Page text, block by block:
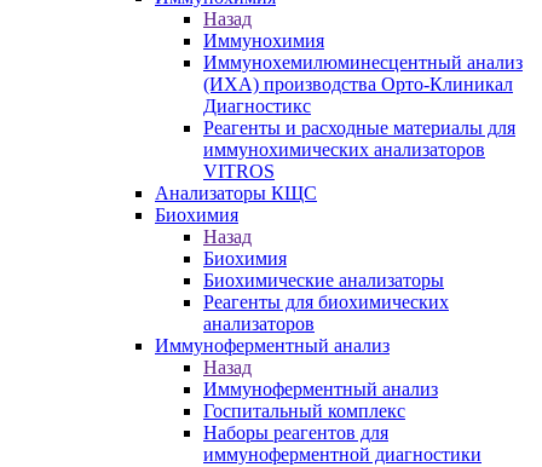
Назад
Иммунохимия
Иммунохемилюминесцентный анализ
(ИХА) производства Орто-Клиникал
Диагностикс
Реагенты и расходные материалы для
иммунохимических анализаторов
VITROS
Анализаторы КЩС
Биохимия
Назад
Биохимия
Биохимические анализаторы
Реагенты для биохимических
анализаторов
Иммуноферментный анализ
Назад
Иммуноферментный анализ
Госпитальный комплекс
Наборы реагентов для
иммуноферментной диагностики